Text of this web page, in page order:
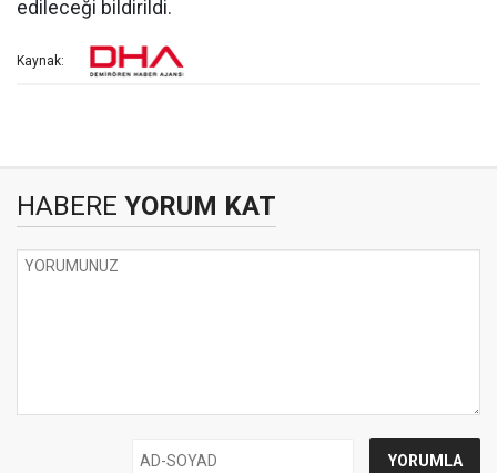
edileceği bildirildi.
Kaynak:
HABERE YORUM KAT